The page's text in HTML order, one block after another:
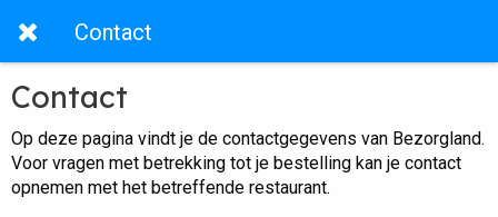
Contact
Contact
Op deze pagina vindt je de contactgegevens van Bezorgland.
Voor vragen met betrekking tot je bestelling kan je contact
opnemen met het betreffende restaurant.